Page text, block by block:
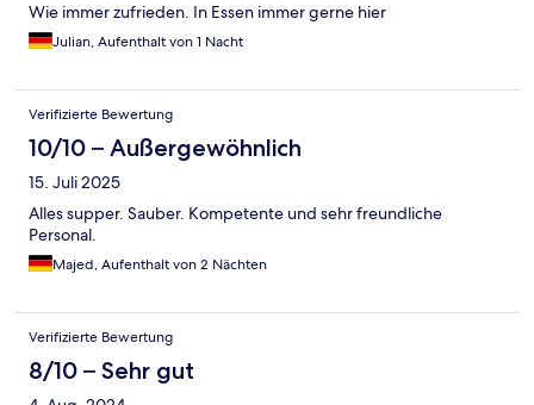
Wie immer zufrieden. In Essen immer gerne hier
Julian, Aufenthalt von 1 Nacht
Verifizierte Bewertung
10/10 – Außergewöhnlich
15. Juli 2025
Alles supper. Sauber. Kompetente und sehr freundliche
Personal.
Majed, Aufenthalt von 2 Nächten
Verifizierte Bewertung
8/10 – Sehr gut